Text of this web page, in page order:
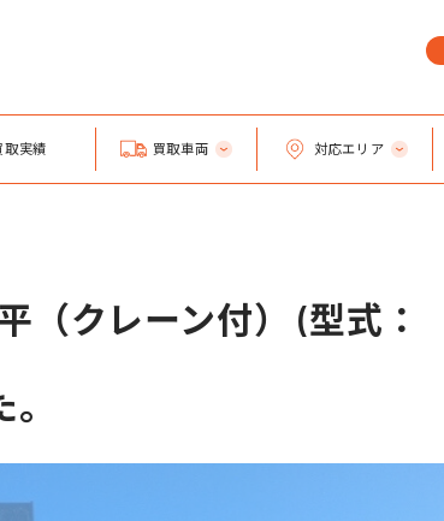
取実績 買取車両 対応エリア
（クレーン付） (型式：